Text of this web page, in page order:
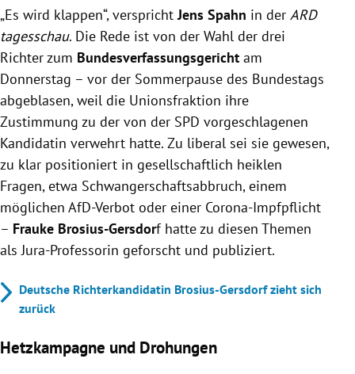
„Es wird klappen“, versprichtJens Spahn in der ARD
tagesschau. Die Rede ist von der Wahl der drei
Richter zum Bundesverfassungsgericht am
Donnerstag – vor der Sommerpause des Bundestags
abgeblasen, weil die Unionsfraktion ihre
Zustimmung zu der von der SPD vorgeschlagenen
Kandidatin verwehrt hatte. Zu liberal sei sie gewesen,
zu klar positioniert in gesellschaftlich heiklen
Fragen, etwa Schwangerschaftsabbruch, einem
möglichen AfD-Verbot oder einer Corona-Impfpflicht
– Frauke Brosius-Gersdorf hatte zu diesen Themen
als Jura-Professorin geforscht und publiziert.
Deutsche Richterkandidatin Brosius-Gersdorf zieht sich
zurück
Hetzkampagne und Drohungen